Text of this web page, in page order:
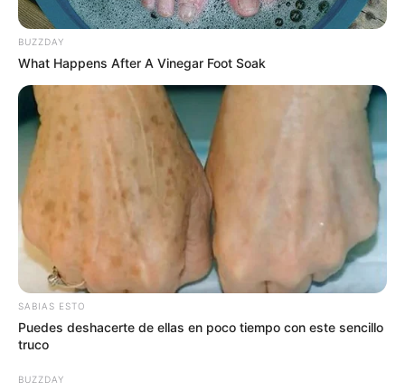
mientras participaba del campeonato internacional de
parapente Ozone de la Sports Racing Series (SRS) en
Santa Fe de Antioquia.
Cerca de 60 hombres del Ejercito Nacional, Policía,
rescatistas del evento, el Cuerpo de Bomberos de
Santa
Fe de Antioquia
, de Liborina y de Medellín; y personal del
Dagran acompañan la búsqueda; además 250 personas
voluntarias de todo el mundo, que hacen un análisis de
imágenes captadas con drones de una compañía de
rescate de Estados Unidos y Reino Unido.
Sin embargo, Luis Fernando Jiménez, organizador del
evento, indicó que este miércoles 12 de marzo, elPuesto
de Mando Unificado(PMU) decidirá si continúa o no con
la búsqueda del ciudadano polaco.
BUZZDAY
What Happens After A Vinegar Foot Soak
SABIAS ESTO
Puedes deshacerte de ellas en poco tiempo con este sencillo
truco
BUZZDAY